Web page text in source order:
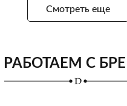
Смотреть еще
С